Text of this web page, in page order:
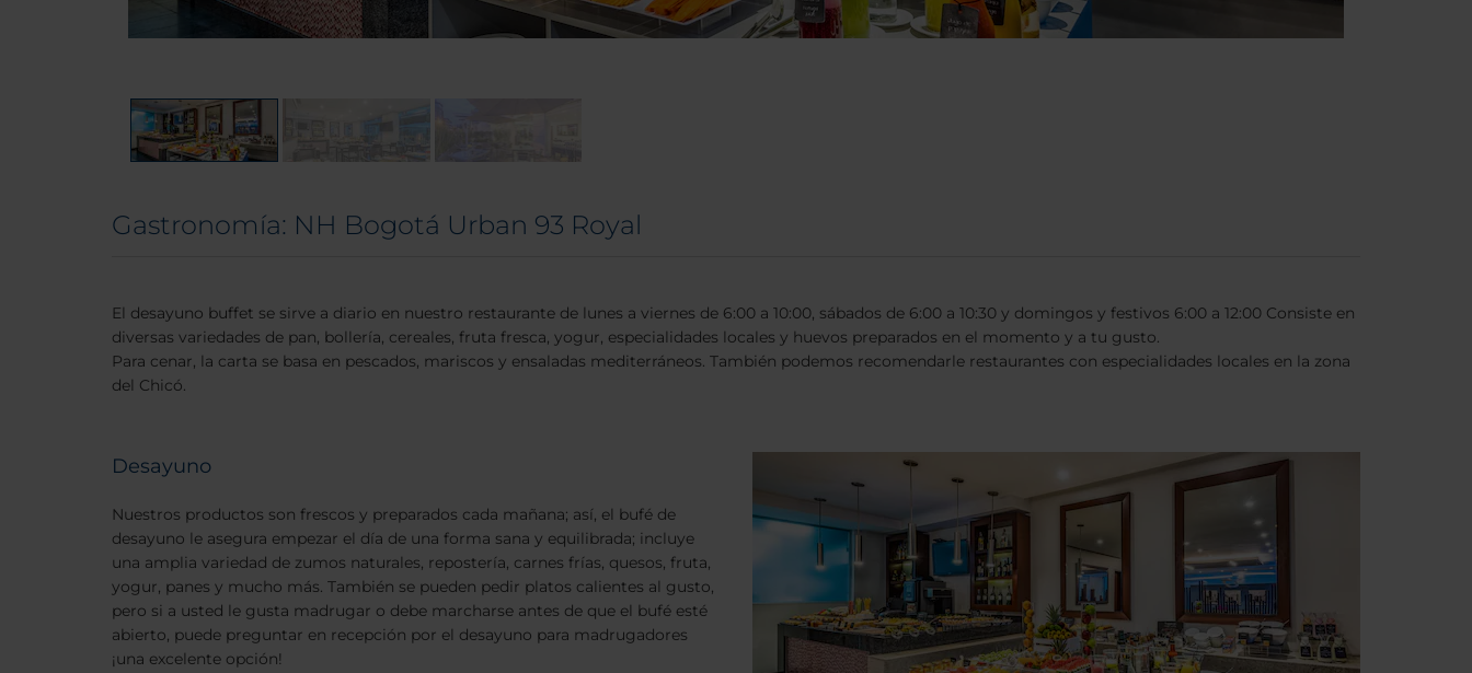
Gastronomía: NH Bogotá Urban 93 Royal
El desayuno buffet se sirve a diario en nuestro restaurante de lunes a viernes de 6:00 a 10:00, sábados de 6:00 a 10:30 y domingos y festivos 6:00 a 12:00 Consiste en
diversas variedades de pan, bollería, cereales, fruta fresca, yogur, especialidades locales y huevos preparados en el momento y a tu gusto.
Para cenar, la carta se basa en pescados, mariscos y ensaladas mediterráneos. También podemos recomendarle restaurantes con especialidades locales en la zona
del Chicó.
Desayuno
Nuestros productos son frescos y preparados cada mañana; así, el bufé de
desayuno le asegura empezar el día de una forma sana y equilibrada; incluye
una amplia variedad de zumos naturales, repostería, carnes frías, quesos, fruta,
yogur, panes y mucho más. También se pueden pedir platos calientes al gusto,
pero si a usted le gusta madrugar o debe marcharse antes de que el bufé esté
abierto, puede preguntar en recepción por el desayuno para madrugadores
¡una excelente opción!